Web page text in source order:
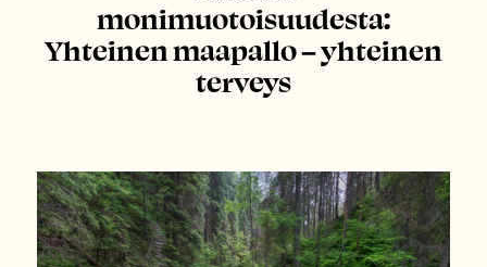
monimuotoisuudesta:
Yhteinen maapallo – yhteinen
terveys